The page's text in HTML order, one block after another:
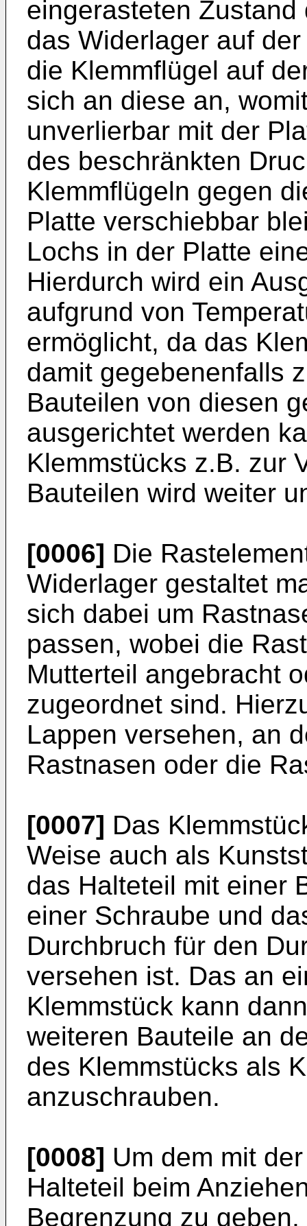
eingerasteten
das Widerlager auf
die Klemmflügel auf
sich an diese an,
unverlierbar mit der
des beschränkten
Klemmflügeln gegen
Platte verschiebbar
Lochs in der Platte
Hierdurch wird ein
aufgrund von
ermöglicht, da das
damit gegebenenfalls
Bauteilen von diesen
ausgerichtet werden
Klemmstücks z.B. zur
Bauteilen wird weiter
[0006] Die
Widerlager gestaltet
sich dabei um
passen, wobei die
Mutterteil angebracht
zugeordnet sind.
Lappen versehen, an
Rastnasen oder die
[0007] Das
Weise auch als
das Halteteil mit einer
einer Schraube und
Durchbruch für den
versehen ist. Das an
Klemmstück kann
weiteren Bauteile an
des Klemmstücks als
anzuschrauben.
[0008] Um dem mit
Halteteil beim
Begrenzung zu